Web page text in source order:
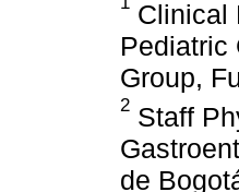
Clinical
Pediatric
Group,
2 Staff
de